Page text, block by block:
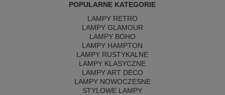
POPULARNE KATEGORIE
LAMPY RETRO
LAMPY GLAMOUR
LAMPY BOHO
LAMPY HAMPTON
LAMPY RUSTYKALNE
LAMPY KLASYCZNE
LAMPY ART DECO
LAMPY NOWOCZESNE
STYLOWE LAMPY